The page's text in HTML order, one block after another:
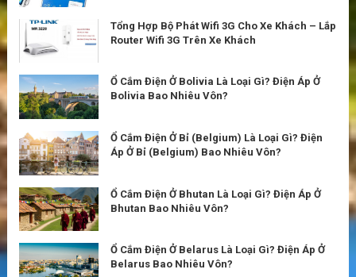
Tổng Hợp Bộ Phát Wifi 3G Cho Xe Khách – Lắp
Router Wifi 3G Trên Xe Khách
Ổ Cắm Điện Ở Bolivia Là Loại Gì? Điện Áp Ở
Bolivia Bao Nhiêu Vôn?
Ổ Cắm Điện Ở Bỉ (Belgium) Là Loại Gì? Điện
Áp Ở Bỉ (Belgium) Bao Nhiêu Vôn?
Ổ Cắm Điện Ở Bhutan Là Loại Gì? Điện Áp Ở
Bhutan Bao Nhiêu Vôn?
Ổ Cắm Điện Ở Belarus Là Loại Gì? Điện Áp Ở
Belarus Bao Nhiêu Vôn?